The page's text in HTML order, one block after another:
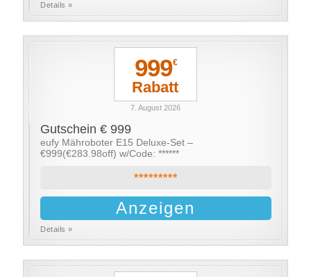
Details »
999€
Rabatt
7. August 2026
Gutschein € 999
eufy Mähroboter E15 Deluxe-Set –
€999(€283.98off) w/Code: ******
*********
Anzeigen
Details »